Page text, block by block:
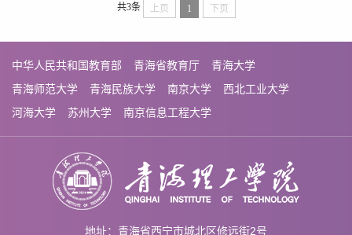
共3条 上页 1 下页
中华人民共和国教育部 青海省教育厅
青海大学
青海师范大学
青海民族大学 南京大学
西北工业大学
河海大学
苏州大学 南京信息工程大学
地址：青海省西宁市城北区修远街2号